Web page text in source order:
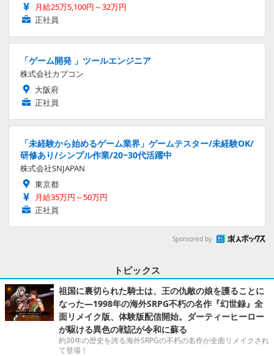
月給25万5,100円～32万円
正社員
「ゲーム開発 」ツールエンジニア
株式会社カプコン
大阪府
正社員
「未経験から始めるゲーム業界」ゲームテスター/未経験OK/
研修あり/シンプル作業/20~30代活躍中
株式会社SNJAPAN
東京都
月給35万円～50万円
正社員
Sponsored by
トピックス
祖国に裏切られた騎士は、王の仇敵の娘を護ることに
なった―1998年の海外SRPG不朽の名作『幻世録』全
面リメイク版、体験版配信開始。ダーティーヒーロー
が駆ける異色の戦記が令和に蘇る
約30年の歴史を誇る海外SRPGの不朽の名作が全面リメイクされ
て登場！